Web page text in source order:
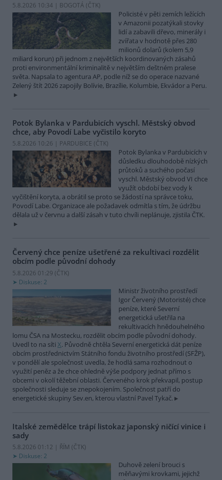
5.8.2026 10:34 | BOGOTÁ (ČTK)
Policisté v pěti zemích ležících
v Amazonii pozatýkali stovky
lidí a zabavili dřevo, minerály i
zvířata v hodnotě přes 280
milionů dolarů (kolem 5,9
miliard korun) při jednom z největších koordinovaných zásahů
proti environmentální kriminalitě v největším deštném pralese
světa. Napsala to agentura AP, podle níž se do operace nazvané
Zelený štít 2026 zapojily Bolívie, Brazílie, Kolumbie, Ekvádor a Peru.
Potok Bylanka v Pardubicích vyschl. Městský obvod
chce, aby Povodí Labe vyčistilo koryto
5.8.2026 10:26 | PARDUBICE (ČTK)
Potok Bylanka v Pardubicích v
důsledku dlouhodobě nízkých
průtoků a suchého počasí
vyschl. Městský obvod VI chce
využít období bez vody k
vyčištění koryta, a obrátil se proto se žádostí na správce toku,
Povodí Labe. Organizace ale požadavek odmítla s tím, že údržbu
dělala už v červnu a další zásah v tuto chvíli neplánuje, zjistila ČTK.
Červený chce peníze ušetřené za rekultivaci rozdělit
obcím podle původní dohody
5.8.2026 01:29 (ČTK)
Diskuse: 2
Ministr životního prostředí
Igor Červený (Motoristé) chce
peníze, které Severní
energetická ušetřila na
rekultivacích hnědouhelného
lomu ČSA na Mostecku, rozdělit obcím podle původní dohody.
Uvedl to na síti X. Původně chtěla Severní energetická dát peníze
obcím prostřednictvím Státního fondu životního prostředí (SFŽP),
v pondělí ale společnost uvedla, že hodlá sama rozhodnout o
využití peněz a že chce ohledně výše podpory jednat přímo s
obcemi v okolí těžební oblasti. Červeného krok překvapil, postup
společnosti sleduje se znepokojením. Společnost patří do
energetické skupiny Sev.en, kterou vlastní Pavel Tykač.
Italské zemědělce trápí listokaz japonský ničící vinice i
sady
5.8.2026 01:12 | ŘÍM (ČTK)
Diskuse: 2
Duhově zelení brouci s
měňavými krovkami, jejichž